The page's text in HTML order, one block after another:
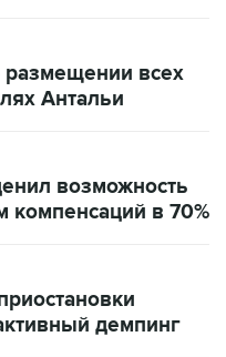
всех
Антальи
возможность
компенсаций в 70%
демпинг